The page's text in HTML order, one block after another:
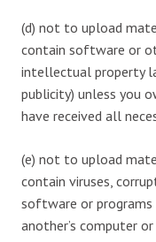
(d) not to upload
contain software or
intellectual property
publicity) unless you
have received all
(e) not to upload
contain viruses,
software or
another’s computer